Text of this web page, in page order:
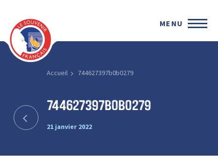
MENU
Accueil 744627397b0b0279
744627397b0b0279
21 janvier 2022